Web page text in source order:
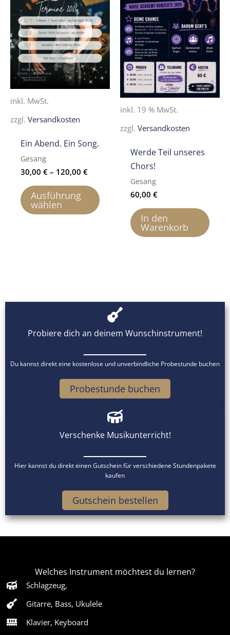
inkl. MwSt.
zzgl. Versandkosten
Ein Abend. Ein Song.
Gesang
30,00 €– 120,00 €
Ausführung
wählen
Produkt
mehrere
auf
der
Produktseite
gewählt
werden
inkl. 19 % MwSt.
zzgl. Versandkosten
Werde Teil unseres
Chors!
Gesang
60,00 €
In den
Warenkorb
Probiere dich an deinem Wunschinstrument!
Du kannst direkt eine kostenlose und unverbindliche Probestunde buchen
Probestunde buchen
Verschenke Musikunterricht!
Hier kannst du direkt einen Gutschein für verschiedene Stundenpakete
kaufen
Gutschein bestellen
Welches Instrument möchtest du lernen?
Schlagzeug,
Gitarre, Bass, Ukulele
Klavier, Keyboard